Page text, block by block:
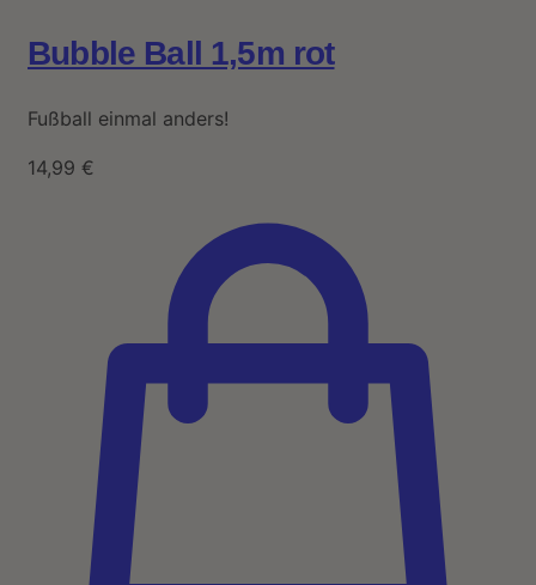
Bubble Ball 1,5m rot
Fußball einmal anders!
14,99 €